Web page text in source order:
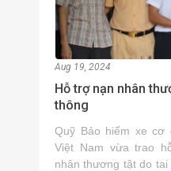
Aug 19, 2024
Hỗ trợ nạn nhân
thông
Quỹ Bảo hiểm xe cơ
Việt Nam vừa trao
nhân thương tật do